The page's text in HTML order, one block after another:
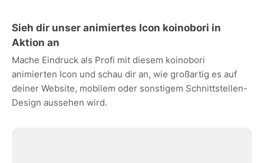
Sieh dir unser animiertes Icon koinobori in
Aktion an
Mache Eindruck als Profi mit diesem koinobori
animierten Icon und schau dir an, wie großartig es auf
deiner Website, mobilem oder sonstigem Schnittstellen-
Design aussehen wird.